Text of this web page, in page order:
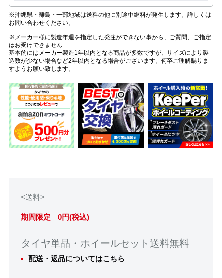
※沖縄県・離島・一部地域は送料の他に別途中継料が発生します。詳しくは
お問い合わせください。
※メーカー様に製造年週を指定した発注ができない事から、ご質問、ご指定
はお受けできません
基本的にはメーカー製造1年以内となる商品が多数ですが、サイズにより製
造数が少ない場合など2年以内となる場合がございます。何卒ご理解賜りま
すようお願い致します。
<送料>
期間限定 0円(税込)
タイヤ単品・ホイールセット送料無料
配送・返品についてはこちら